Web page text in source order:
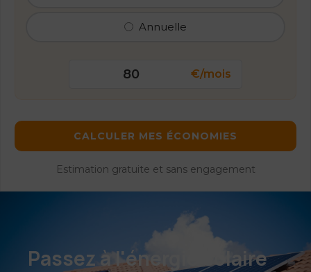
Annuelle
€/mois
CALCULER MES ÉCONOMIES
Estimation gratuite et sans engagement
Passez à l'énergie solaire